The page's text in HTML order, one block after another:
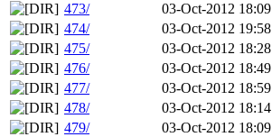
473/
03-Oct-2012 18:09
474/
03-Oct-2012 19:58
475/
03-Oct-2012 18:28
476/
03-Oct-2012 18:49
477/
03-Oct-2012 18:59
478/
03-Oct-2012 18:14
479/
03-Oct-2012 18:09